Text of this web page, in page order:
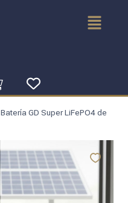
Batería GD Super LiFePO4 de